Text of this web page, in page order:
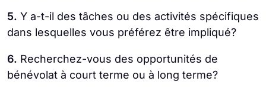
5. Y a-t-il des tâches ou des activités spécifiques
dans lesquelles vous préférez être impliqué?
6. Recherchez-vous des opportunités de
bénévolat à court terme ou à long terme?